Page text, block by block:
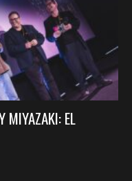
MIYAZAKI: EL